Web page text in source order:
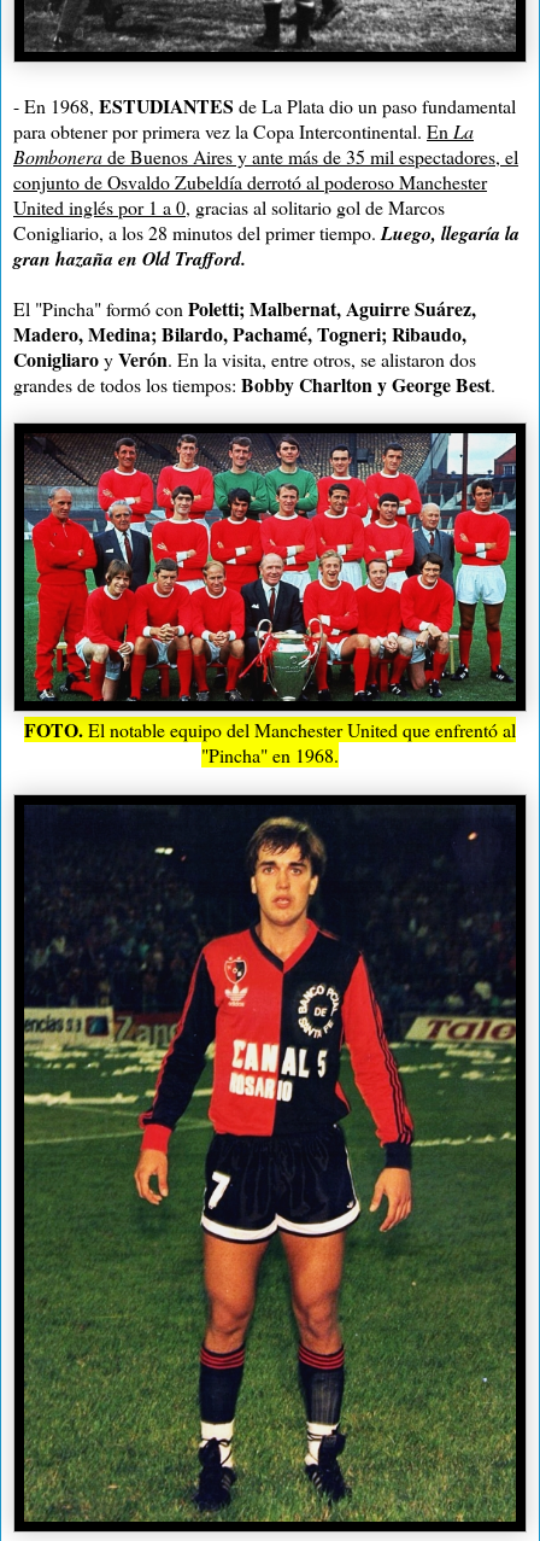
- En 1968, ESTUDIANTES de La Plata dio un paso fundamental
para obtener por primera vez la Copa Intercontinental. En La
Bombonerade Buenos Aires y ante más de 35 mil espectadores, el
conjunto de Osvaldo Zubeldía derrotó al poderoso Manchester
United inglés por 1 a 0, gracias al solitario gol de Marcos
Conigliario, a los 28 minutos del primer tiempo. Luego, llegaría la
gran hazaña en Old Trafford.
El "Pincha" formó con Poletti; Malbernat, Aguirre Suárez,
Madero, Medina; Bilardo, Pachamé, Togneri; Ribaudo,
ConigliaroyVerón. En la visita, entre otros, se alistaron dos
grandes de todos los tiempos: Bobby Charlton y George Best.
FOTO.El notable equipo del Manchester United que enfrentó al
"Pincha" en 1968.